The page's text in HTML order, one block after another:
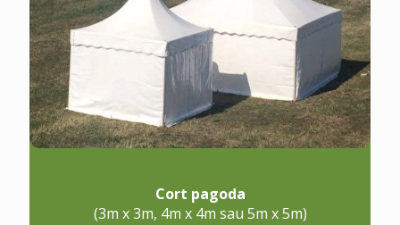
Cort pagoda
(3m x 3m, 4m x 4m sau 5m x 5m)